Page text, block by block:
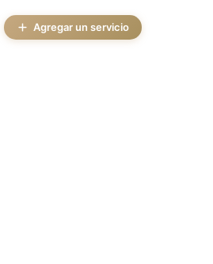
Agregar un servicio